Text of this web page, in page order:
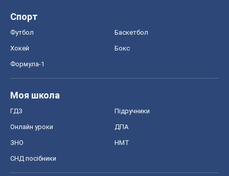
Спорт
Футбол Баскетбол
Хокей Бокс
Формула-1
Моя школа
ГДЗ Підручники
Онлайн уроки ДПА
ЗНО НМТ
СНД посібники